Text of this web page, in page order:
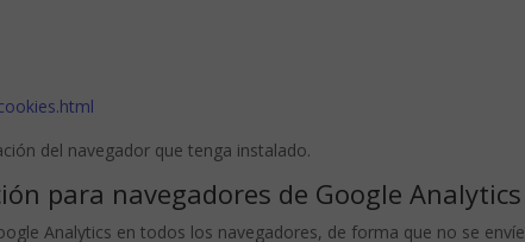
del navegador que tenga instalado.
para navegadores de Google Analytics
Analytics en todos los navegadores, de forma que no se envíe